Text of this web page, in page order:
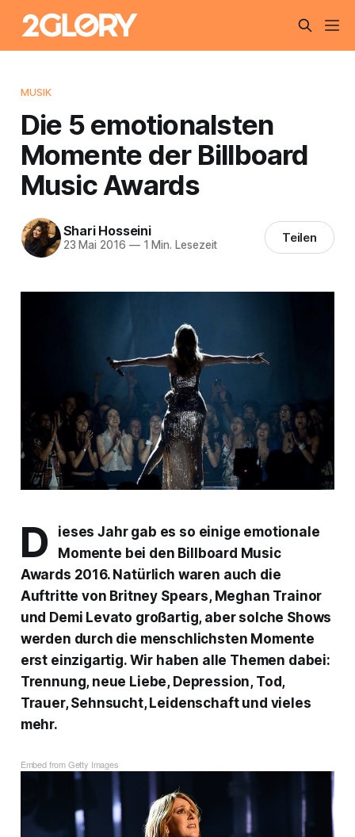
MUSIK
Die 5 emotionalsten
Momente der Billboard
Music Awards
Shari Hosseini
23 Mai 2016 —1 Min. Lesezeit Teilen
D
ieses Jahr gab es so einige emotionale
Momente bei den Billboard Music
Awards 2016. Natürlich waren auch die
Auftritte von Britney Spears, Meghan Trainor
und Demi Levato großartig, aber solche Shows
werden durch die menschlichsten Momente
erst einzigartig. Wir haben alle Themen dabei:
Trennung, neue Liebe, Depression, Tod,
Trauer, Sehnsucht, Leidenschaft und vieles
mehr.
Embed from Getty Images